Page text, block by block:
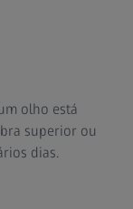
olho está
superior ou
dias.